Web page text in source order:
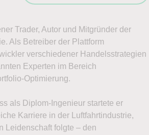
Trader, Autor und Mitgründer der
Als Betreiber der Plattform
verschiedener Handelsstrategien
Experten im Bereich
Optimierung.
als Diplom-Ingenieur startete er
Karriere in der Luftfahrtindustrie,
Leidenschaft folgte – den